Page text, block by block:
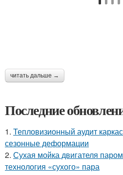
читать дальше →
Последние
1. Тепловизионный аудит
сезонные деформации
2. Сухая мойка двигателя
технология «сухого» пара